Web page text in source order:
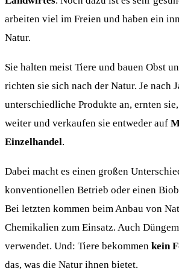
arbeiten viel im Freien und haben ein
Natur.
Sie halten meist Tiere und bauen Obst
richten sie sich nach der Natur. Je nach
unterschiedliche Produkte an, ernten
weiter und verkaufen sie entweder auf
Einzelhandel.
Dabei macht es einen großen
konventionellen Betrieb oder einen
Bei letzten kommen beim Anbau von
Chemikalien zum Einsatz. Auch
verwendet. Und: Tiere bekommen kein
das, was die Natur ihnen bietet.